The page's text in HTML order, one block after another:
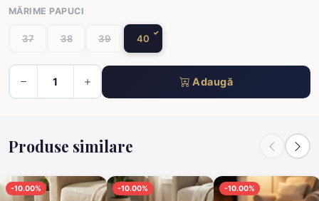
MĂRIME PAPUCI
37 38 39 40
Adaugă
Produse similare
-10.00% -10.00% -10.00%